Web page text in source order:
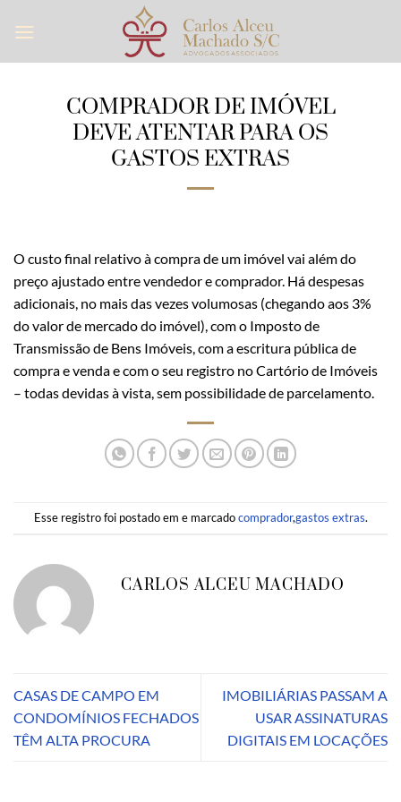
COMPRADOR DE IMÓVEL
DEVE ATENTAR PARA OS
GASTOS EXTRAS
O custo final relativo à compra de um imóvel vai além do
preço ajustado entre vendedor e comprador. Há despesas
adicionais, no mais das vezes volumosas (chegando aos 3%
do valor de mercado do imóvel), com o Imposto de
Transmissão de Bens Imóveis, com a escritura pública de
compra e venda e com o seu registro no Cartório de Imóveis
– todas devidas à vista, sem possibilidade de parcelamento.
Esse registro foi postado em e marcadocomprador,gastos extras.
CARLOS ALCEU MACHADO
CASAS DE CAMPO EM
CONDOMÍNIOS FECHADOS
TÊM ALTA PROCURA
IMOBILIÁRIAS PASSAM A
USAR ASSINATURAS
DIGITAIS EM LOCAÇÕES